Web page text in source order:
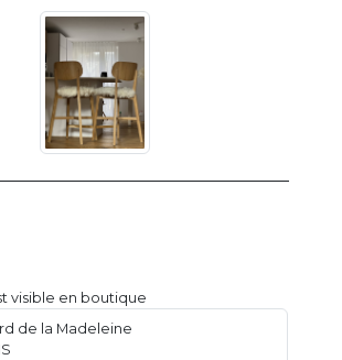
visible en boutique
de la Madeleine